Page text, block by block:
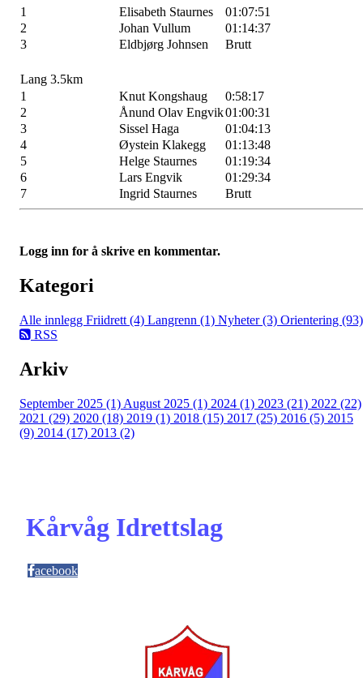
1 Elisabeth Staurnes
01:07:51
2
Johan Vullum
01:14:37
3
Eldbjørg Johnsen Brutt
Lang 3.5km
1
Knut Kongshaug
0:58:17
2
Ånund Olav Engvik01:00:31
3
Sissel Haga
01:04:13
4
Øystein Klakegg
01:13:48
5
Helge Staurnes
01:19:34
6
Lars Engvik
01:29:34
7
Ingrid Staurnes Brutt
Logg inn for å skrive en kommentar.
Kategori
Alle innlegg Friidrett (4) Langrenn (1) Nyheter (3) Orientering (93)
RSS
Arkiv
September 2025 (1) August 2025 (1) 2024 (1) 2023 (21) 2022 (22)
2021 (29) 2020 (18) 2019 (1) 2018 (15) 2017 (25) 2016 (5) 2015
(9) 2014 (17) 2013 (2)
Kårvåg Idrettslag
acebook